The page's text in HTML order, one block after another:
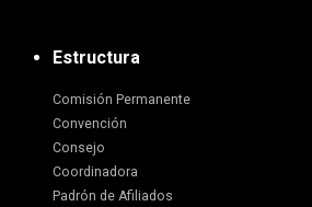
Estructura
Comisión Permanente
Convención
Consejo
Coordinadora
Padrón de Afiliados